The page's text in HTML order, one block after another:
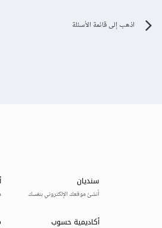
اذهب إلى قائمة الأسئلة